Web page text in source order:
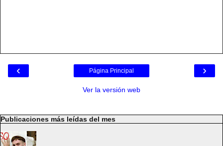
‹ ›
Página Principal
Ver la versión web
Publicaciones más leídas del mes